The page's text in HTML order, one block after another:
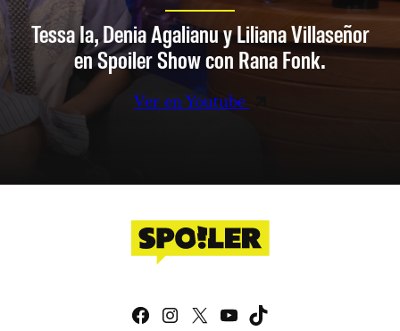
Tessa Ia, Denia Agalianu y Liliana Villaseñor
en Spoiler Show con Rana Fonk.
Ver en Youtube
Facebook
Instagram
X YouTube